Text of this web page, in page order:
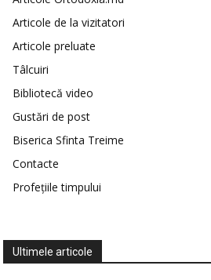
Articole de la vizitatori
Articole preluate
Tâlcuiri
Bibliotecă video
Gustări de post
Biserica Sfinta Treime
Contacte
Profețiile timpului
Ultimele articole